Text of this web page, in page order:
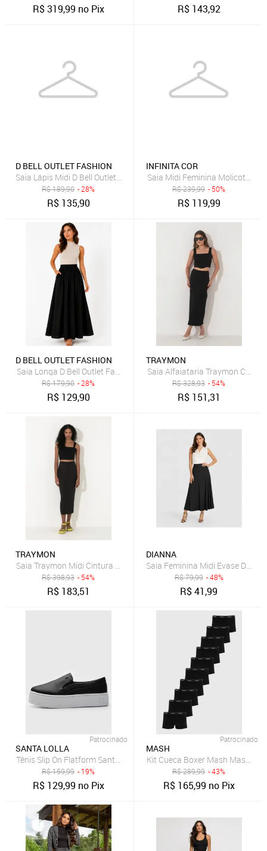
R$319,99 no Pix R$ 143,92
D BELL OUTLET FASHION
Saia Lápis Midi D Bell Outlet Fashion Com Zíper Preto
R$189,90 - 28%
R$ 135,90
INFINITA COR
Saia Midi Feminina Molicotton
R$239,99 - 50%
R$ 119,99
D BELL OUTLET FASHION
Saia Longa D Bell Outlet Fashion Elegante Com Bolsos Preto
R$179,90 - 28%
R$ 129,90
TRAYMON
Saia Alfaiataria Traymon Com
R$328,93 - 54%
R$ 151,31
TRAYMON
Saia Traymon Midi Cintura Alta Preto
R$398,93 - 54%
R$ 183,51
DIANNA
Saia Feminina Midi Evase
R$79,99 - 48%
R$41,99
Patrocinado
SANTA LOLLA
Tênis Slip On Flatform Santa Lolla Liso Preto
R$159,99 - 19%
R$ 129,99 no Pix
Patrocinado
MASH
Kit Cueca Boxer Mash
R$289,99 - 43%
R$ 165,99 no Pix